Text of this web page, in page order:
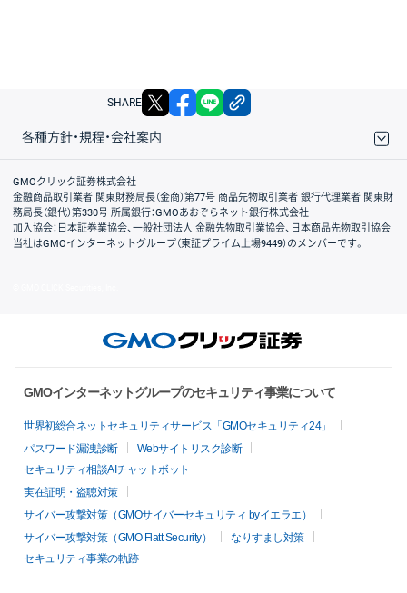
SHARE X facebook
各種方針・規程・会社案内
取引規程・約款
サイトマップ
その他のご案内
個人情報保護方針
最良執行方針
サイトのご利用について
ディスクレイマー
信託保全
リスク説明
会社案内
GMOクリック証券株式会社
金融商品取引業者 関東財務局長（金商）第77号 商品先物取引業者 銀行代理業者 関東財
務局長（銀代）第330号 所属銀行：GMOあおぞらネット銀行株式会社
加入協会：日本証券業協会、一般社団法人 金融先物取引業協会、日本商品先物取引協会
当社はGMOインターネットグループ（東証プライム上場9449）のメンバーです。
GMOインターネットグループのセキュリティ事業について
世界初総合ネットセキュリティサービス「GMOセキュリティ24」
パスワード漏洩診断
Webサイトリスク診断
セキュリティ相談AIチャットボット
実在証明・盗聴対策
サイバー攻撃対策（GMOサイバーセキュリティ byイエラエ）
サイバー攻撃対策（GMO Flatt Security）
なりすまし対策
セキュリティ事業の軌跡